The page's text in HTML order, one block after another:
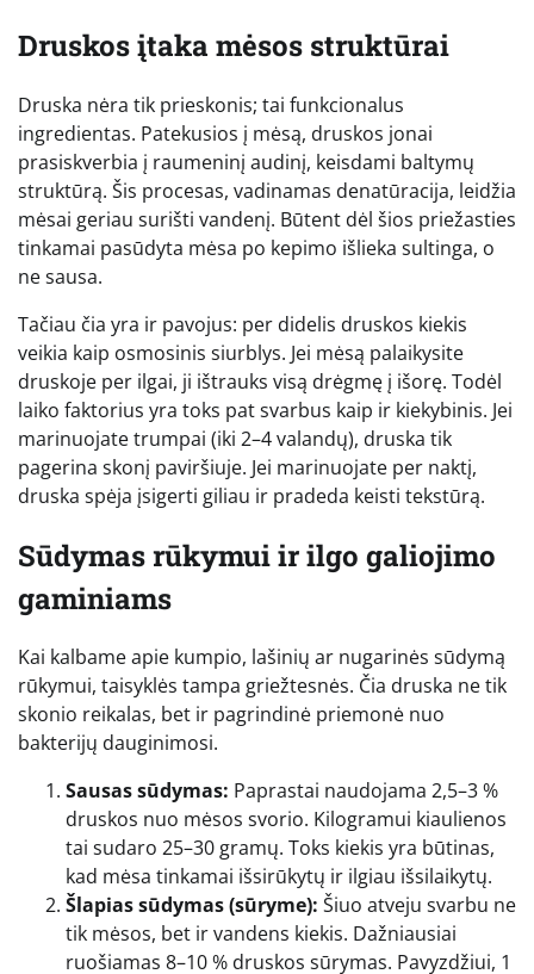
Druskos įtaka mėsos struktūrai
Druska nėra tik prieskonis; tai funkcionalus
ingredientas. Patekusios į mėsą, druskos jonai
prasiskverbia į raumeninį audinį, keisdami baltymų
struktūrą. Šis procesas, vadinamas denatūracija, leidžia
mėsai geriau surišti vandenį. Būtent dėl šios priežasties
tinkamai pasūdyta mėsa po kepimo išlieka sultinga, o
ne sausa.
Tačiau čia yra ir pavojus: per didelis druskos kiekis
veikia kaip osmosinis siurblys. Jei mėsą palaikysite
druskoje per ilgai, ji ištrauks visą drėgmę į išorę. Todėl
laiko faktorius yra toks pat svarbus kaip ir kiekybinis. Jei
marinuojate trumpai (iki 2–4 valandų), druska tik
pagerina skonį paviršiuje. Jei marinuojate per naktį,
druska spėja įsigerti giliau ir pradeda keisti tekstūrą.
Sūdymas rūkymui ir ilgo galiojimo
gaminiams
Kai kalbame apie kumpio, lašinių ar nugarinės sūdymą
rūkymui, taisyklės tampa griežtesnės. Čia druska ne tik
skonio reikalas, bet ir pagrindinė priemonė nuo
bakterijų dauginimosi.
Sausas sūdymas: Paprastai naudojama 2,5–3 %
druskos nuo mėsos svorio. Kilogramui kiaulienos
tai sudaro 25–30 gramų. Toks kiekis yra būtinas,
kad mėsa tinkamai išsirūkytų ir ilgiau išsilaikytų.
Šlapias sūdymas (sūryme): Šiuo atveju svarbu ne
tik mėsos, bet ir vandens kiekis. Dažniausiai
ruošiamas 8–10 % druskos sūrymas. Pavyzdžiui, 1